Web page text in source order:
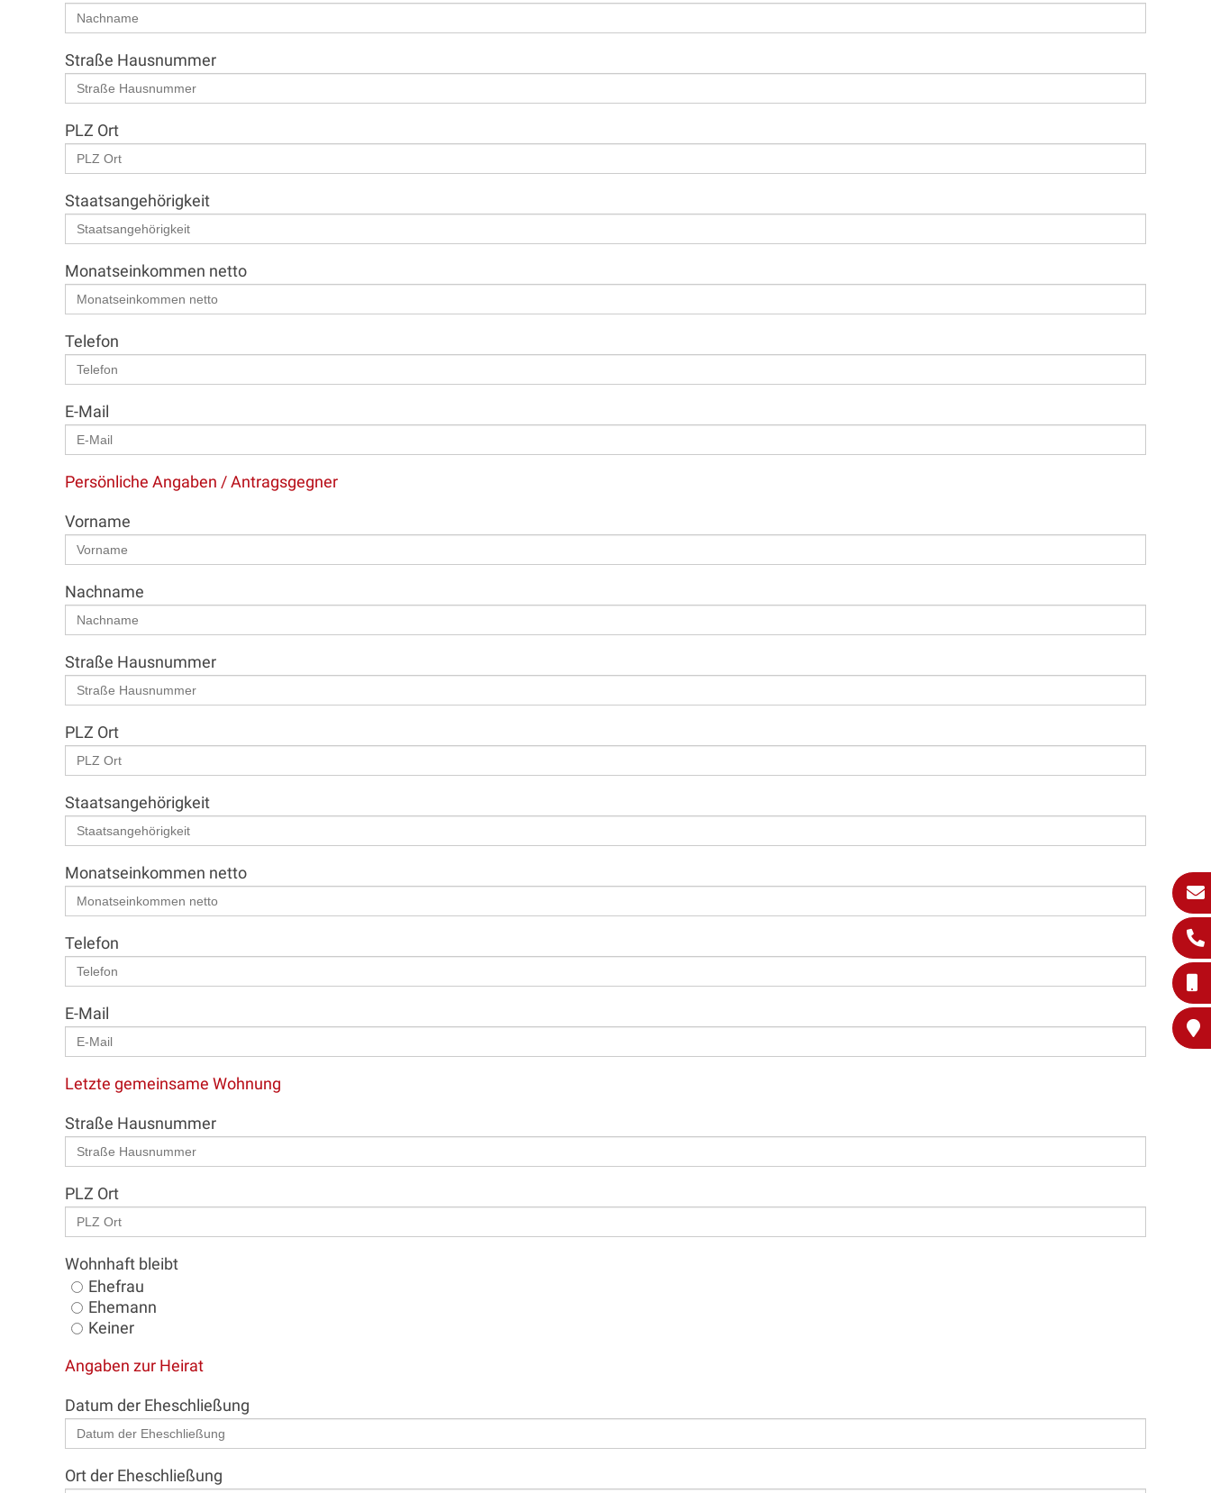
Straße Hausnummer
PLZ Ort
Staatsangehörigkeit
Monatseinkommen netto
Telefon
E-Mail
Persönliche Angaben / Antragsgegner
Vorname
Nachname
Straße Hausnummer
PLZ Ort
Staatsangehörigkeit
Monatseinkommen netto
Telefon
E-Mail
Letzte gemeinsame Wohnung
Straße Hausnummer
PLZ Ort
Wohnhaft bleibt
Ehefrau
Ehemann
Keiner
Angaben zur Heirat
Datum der Eheschließung
Ort der Eheschließung